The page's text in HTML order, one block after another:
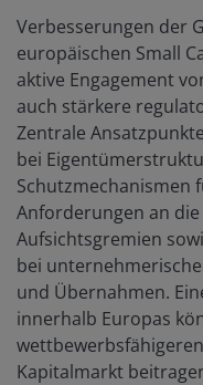
Verbesserungen der
europäischen Small
aktive Engagement
auch stärkere
Zentrale
bei
Schutzmechanismen
Anforderungen an
Aufsichtsgremien
bei
und Übernahmen.
innerhalb Europas
Kapitalmarkt